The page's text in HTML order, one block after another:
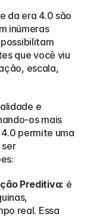
da era 4.0 são
inúmeras
que você viu
escala,
e
os mais
permite uma
Preditiva: é
real. Essa